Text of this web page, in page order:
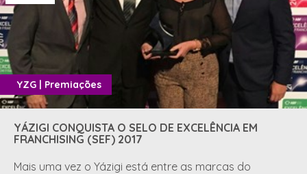
YZG | Premiações
YÁZIGI CONQUISTA O SELO DE EXCELÊNCIA EM
FRANCHISING (SEF) 2017
Mais uma vez o Yázigi está entre as marcas do